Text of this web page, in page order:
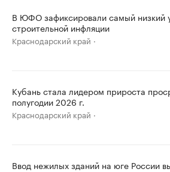
В ЮФО зафиксировали самый низкий
строительной инфляции
Краснодарский край
Кубань стала лидером прироста
полугодии 2026 г.
Краснодарский край
Ввод нежилых зданий на юге России